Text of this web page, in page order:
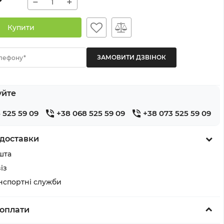
Купити
59 09 +38 068 525 59 09 +38 073 525 59 09
служби